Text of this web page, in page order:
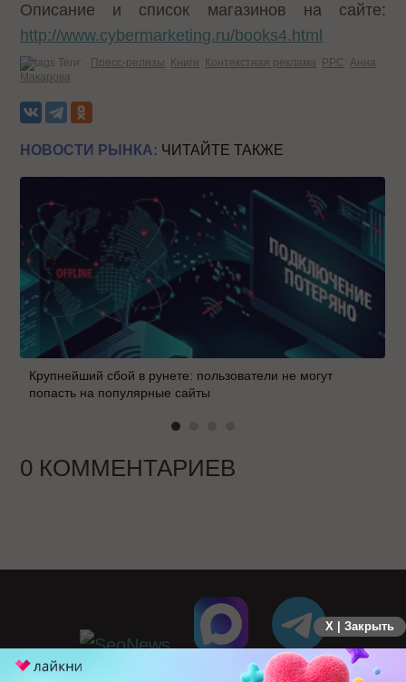
Описание и список магазинов на сайте:
http://www.cybermarketing.ru/books4.html
Теги: Пресс-релизы Книги Контекстная реклама PPC Анна
Макарова
НОВОСТИ РЫНКА: ЧИТАЙТЕ ТАКЖЕ
Крупнейший сбой в рунете: пользователи не могут
попасть на популярные сайты
0 КОММЕНТАРИЕВ
X | Закрыть
ПЕРЕЙТИ НА ПОЛНУЮ ВЕРСИЮ